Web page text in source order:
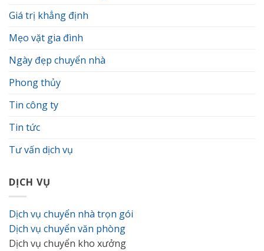
Giá trị khẳng định
Mẹo vặt gia đình
Ngày đẹp chuyển nhà
Phong thủy
Tin công ty
Tin tức
Tư vấn dịch vụ
DỊCH VỤ
Dịch vụ chuyển nhà trọn gói
Dịch vụ chuyển văn phòng
Dịch vụ chuyển kho xưởng